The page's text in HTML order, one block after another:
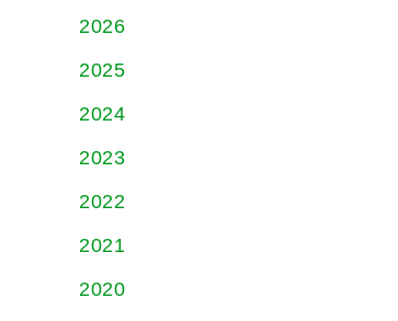
2026
2025
2024
2023
2022
2021
2020